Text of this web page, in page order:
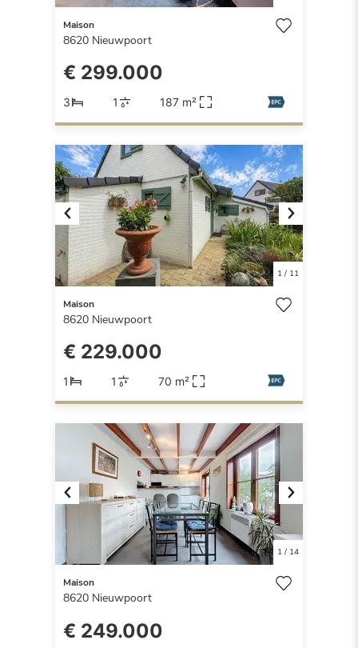
Maison
8620 Nieuwpoort
€ 299.000
3 1 187 m²
Previous Next
1/ 11
Maison
8620 Nieuwpoort
€ 229.000
1 1 70 m²
Previous Next
1/ 14
Maison
8620 Nieuwpoort
€ 249.000